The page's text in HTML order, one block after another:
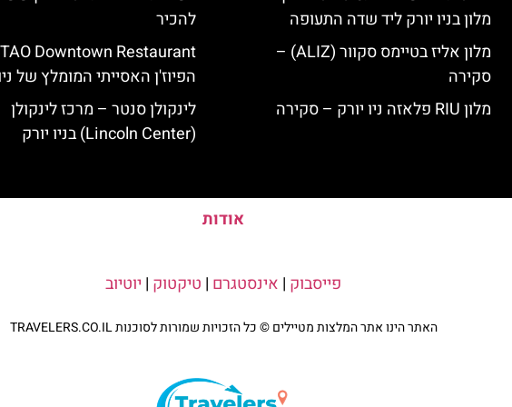
מלון בניו יורק ליד שדה התעופה
מלון אליז בטיימס סקוור (ALIZ) –
סקירה
מלון RIU פלאזה ניו יורק – סקירה
להכיר
הפיוז'ן האסייתי המומלץ של
לינקולן סנטר – מרכז לינקולן
(Lincoln Center) בניו יורק
אודות
פייסבוק | אינסטגרם | טיקטוק | יוטיוב
האתר הינו אתר המלצות מטיילים © כל הזכויות שמורות לסוכנות TRAVELERS.CO.IL